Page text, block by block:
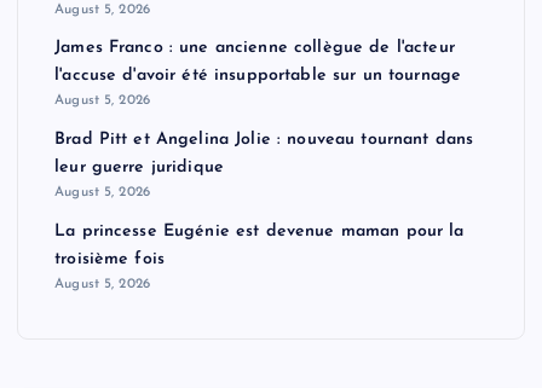
August 5, 2026
James Franco : une ancienne collègue de l'acteur
l'accuse d'avoir été insupportable sur un tournage
August 5, 2026
Brad Pitt et Angelina Jolie : nouveau tournant dans
leur guerre juridique
August 5, 2026
La princesse Eugénie est devenue maman pour la
troisième fois
August 5, 2026